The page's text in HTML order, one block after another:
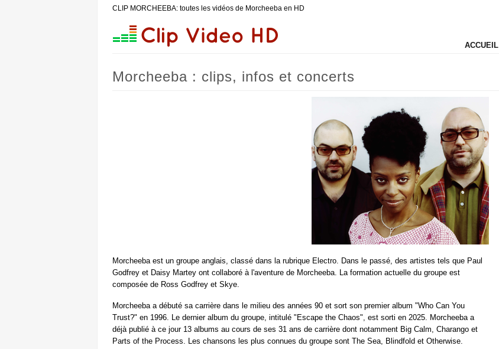
CLIP MORCHEEBA: toutes les vidéos de Morcheeba en HD
ACCUEIL
Morcheeba : clips, infos et concerts
Morcheeba est un groupe anglais, classé dans la rubrique Electro. Dans le passé, des artistes tels que Paul
Godfrey et Daisy Martey ont collaboré à l'aventure de Morcheeba. La formation actuelle du groupe est
composée de Ross Godfrey et Skye.
Morcheeba a débuté sa carrière dans le milieu des années 90 et sort son premier album "Who Can You
Trust?" en 1996. Le dernier album du groupe, intitulé "Escape the Chaos", est sorti en 2025. Morcheeba a
déjà publié à ce jour 13 albums au cours de ses 31 ans de carrière dont notamment Big Calm, Charango et
Parts of the Process. Les chansons les plus connues du groupe sont The Sea, Blindfold et Otherwise.